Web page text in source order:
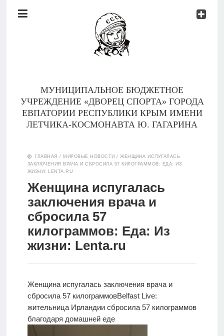
Документы
МУНИЦИПАЛЬНОЕ БЮДЖЕТНОЕ
УЧРЕЖДЕНИЕ «ДВОРЕЦ СПОРТА» ГОРОДА
ЕВПАТОРИИ РЕСПУБЛИКИ КРЫМ ИМЕНИ
ЛЕТЧИКА-КОСМОНАВТА Ю. ГАГАРИНА
Тренеры
Документы
Контакты
Новости
Родителям
О
нас
Версия для
слабовидящих
ГЛАВНАЯ / МИРОВЫЕ НОВОСТИ /ЖЕНЩИНА ИСПУГАЛАСЬ
ЗАКЛЮЧЕНИЯ ВРАЧА И СБРОСИЛА 57 КИЛОГРАММОВ: ЕДА: ИЗ
ЖИЗНИ: LENTA.RU
Женщина испугалась
заключения врача и
сбросила 57
килограммов: Еда: Из
жизни: Lenta.ru
Женщина испугалась заключения врача и
сбросила 57 килограммовBelfast Live:
жительница Ирландии сбросила 57 килограммов
благодаря домашней еде